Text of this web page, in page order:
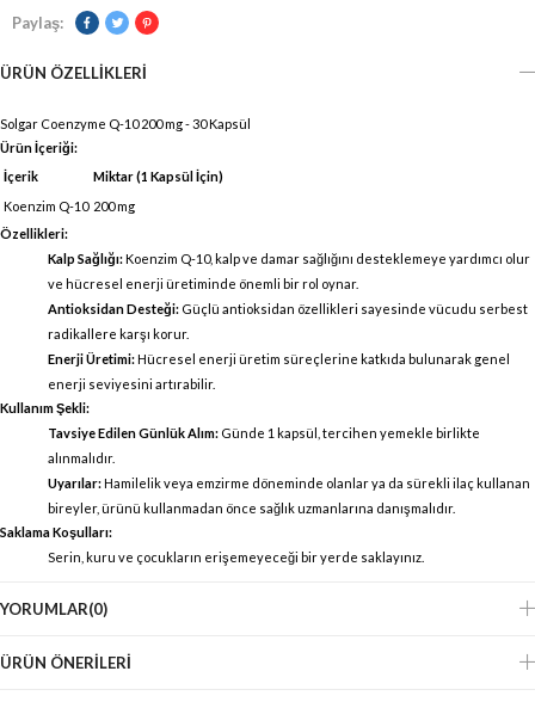
Paylaş:
ÜRÜN ÖZELLIKLERI
Solgar Coenzyme Q-10 200 mg - 30 Kapsül
Ürün İçeriği:
İçerik
Miktar (1 Kapsül İçin)
Koenzim Q-10 200 mg
Özellikleri:
Kalp Sağlığı:Koenzim Q-10, kalp ve damar sağlığını desteklemeye yardımcı olur
ve hücresel enerji üretiminde önemli bir rol oynar.
Antioksidan Desteği: Güçlü antioksidan özellikleri sayesinde vücudu serbest
radikallere karşı korur.
Enerji Üretimi:Hücresel enerji üretim süreçlerine katkıda bulunarak genel
enerji seviyesini artırabilir.
Kullanım Şekli:
Tavsiye Edilen Günlük Alım: Günde 1 kapsül, tercihen yemekle birlikte
alınmalıdır.
Uyarılar:Hamilelik veya emzirme döneminde olanlar ya da sürekli ilaç kullanan
bireyler, ürünü kullanmadan önce sağlık uzmanlarına danışmalıdır.
Saklama Koşulları:
Serin, kuru ve çocukların erişemeyeceği bir yerde saklayınız.
YORUMLAR(0)
ÜRÜN ÖNERILERI